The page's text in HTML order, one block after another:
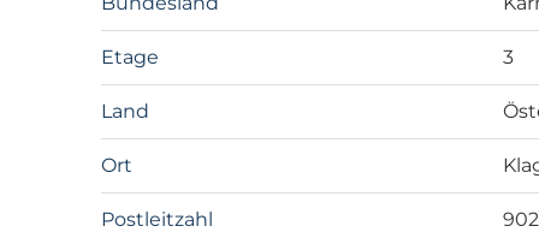
Etage 3
Land
Ort
Postleitzahl